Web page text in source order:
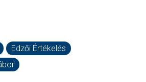
Edzői Értékelés